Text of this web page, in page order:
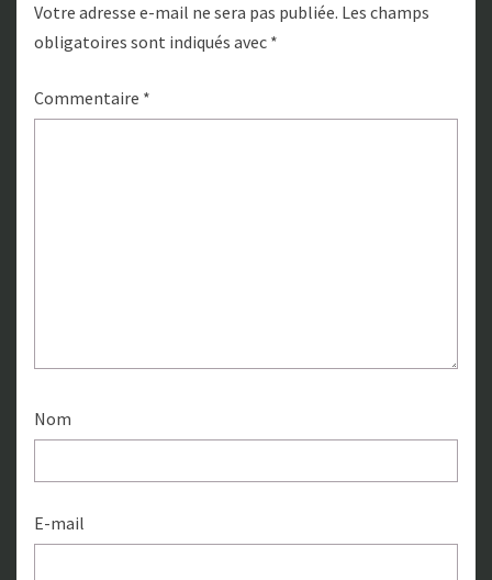
Votre adresse e-mail ne sera pas publiée. Les champs
obligatoires sont indiqués avec *
Commentaire *
Nom
E-mail